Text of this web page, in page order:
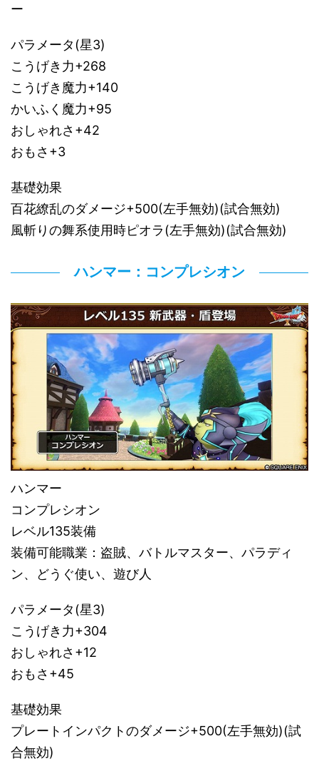
ー
パラメータ(星3)
こうげき力+268
こうげき魔力+140
かいふく魔力+95
おしゃれさ+42
おもさ+3
基礎効果
百花繚乱のダメージ+500(左手無効)(試合無効)
風斬りの舞系使用時ピオラ(左手無効)(試合無効)
ハンマー：コンプレシオン
ハンマー
コンプレシオン
レベル135装備
装備可能職業：盗賊、バトルマスター、パラディ
ン、どうぐ使い、遊び人
パラメータ(星3)
こうげき力+304
おしゃれさ+12
おもさ+45
基礎効果
プレートインパクトのダメージ+500(左手無効)(試
合無効)